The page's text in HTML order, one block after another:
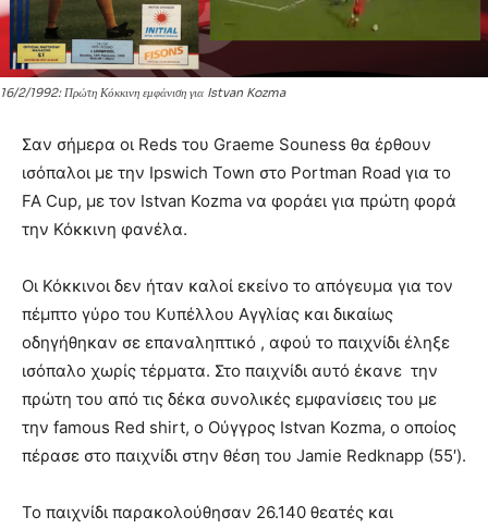
16/2/1992: Πρώτη Κόκκινη εμφάνιση για Istvan Kozma
Σαν σήμερα οι Reds του Graeme Souness θα έρθουν
ισόπαλοι με την Ipswich Town στο Portman Road για το
FA Cup, με τον Istvan Kozma να φοράει για πρώτη φορά
την Κόκκινη φανέλα.
Οι Κόκκινοι δεν ήταν καλοί εκείνο το απόγευμα για τον
πέμπτο γύρο του Κυπέλλου Αγγλίας και δικαίως
οδηγήθηκαν σε επαναληπτικό , αφού το παιχνίδι έληξε
ισόπαλο χωρίς τέρματα. Στο παιχνίδι αυτό έκανε την
πρώτη του από τις δέκα συνολικές εμφανίσεις του με
την famous Red shirt, ο Ούγγρος Istvan Kozma, ο οποίος
πέρασε στο παιχνίδι στην θέση του Jamie Redknapp (55′).
Το παιχνίδι παρακολούθησαν 26.140 θεατές και